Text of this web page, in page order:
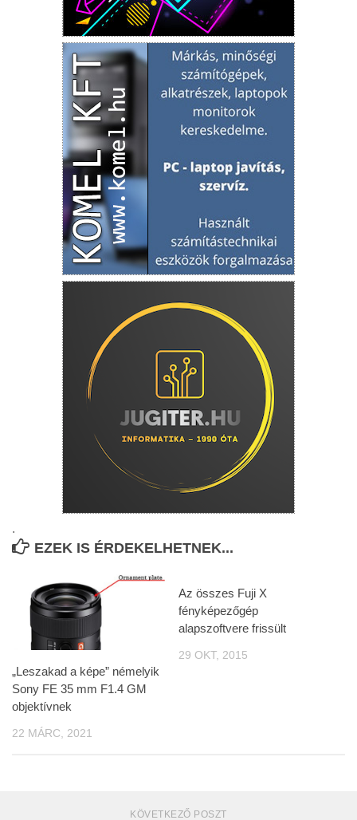
.
EZEK IS ÉRDEKELHETNEK...
„Leszakad a képe” némelyik
Sony FE 35 mm F1.4 GM
objektívnek
22 MÁRC, 2021
Az összes Fuji X
fényképezőgép
alapszoftvere frissült
29 OKT, 2015
KÖVETKEZŐ POSZT